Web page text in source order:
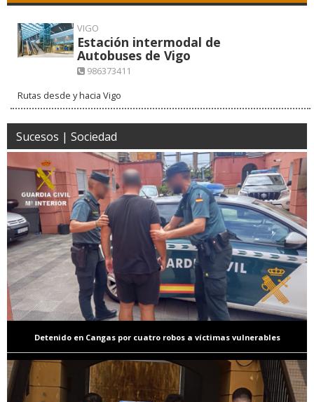
VIGO
Estación intermodal de
Autobuses de Vigo
986373411
Rutas desde y hacia Vigo
Sucesos | Sociedad
Detenido en Cangas por cuatro robos a víctimas vulnerables